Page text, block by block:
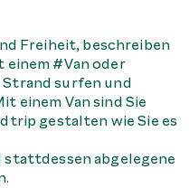
Freiheit, beschreiben
einem #Van oder
Strand surfen und
einem Van sind Sie
gestalten wie Sie es
stattdessen abgelegene